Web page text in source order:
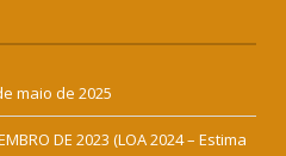
maio de 2025
DE 2023 (LOA 2024 – Estima